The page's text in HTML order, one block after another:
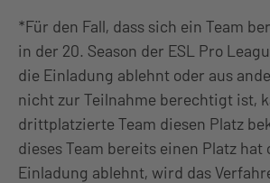
*Für den Fall, dass sich ein Team
in der 20. Season der ESL Pro
die Einladung ablehnt oder aus
nicht zur Teilnahme berechtigt ist,
drittplatzierte Team diesen Platz
dieses Team bereits einen Platz hat
Einladung ablehnt, wird das